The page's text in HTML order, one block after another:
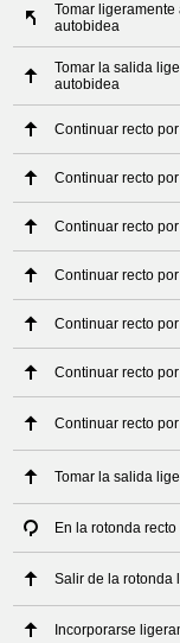
Tomar
autobidea
Tomar la salida
autobidea
Continuar recto
Continuar recto
Continuar recto
Continuar recto
Continuar recto
Continuar recto
Continuar recto
Tomar la salida
En la rotonda recto
Salir de la rotonda
Incorporarse